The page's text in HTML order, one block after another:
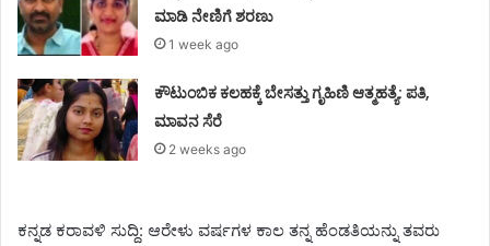
ಮಾಡಿ ನೇಣಿಗೆ ಶರಣು
1 week ago
ಕೌಟುಂಬಿಕ ಕಲಹಕ್ಕೆ ಬೇಸತ್ತು ಗೃಹಿಣಿ ಆತ್ಮಹತ್ಯೆ: ಪತಿ,
ಮಾವನ ಸೆರೆ
2 weeks ago
ಕನ್ನಡ ಕರಾವಳಿ ಸುದ್ದಿ: ಆರೇಳು ವರ್ಷಗಳ ಕಾಲ ತನ್ನ ಹೆಂಡತಿಯನ್ನು ತವರು